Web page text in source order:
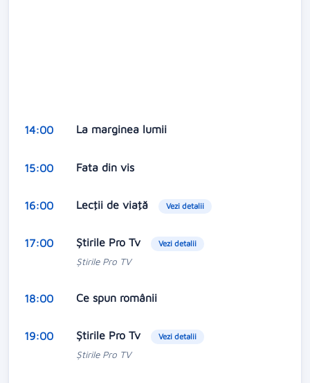
14:00 La marginea lumii
15:00 Fata din vis
16:00 Lecţii de viaţă Vezi detalii
17:00 Ştirile Pro Tv Vezi detalii
Ştirile Pro TV
18:00 Ce spun românii
19:00 Ştirile Pro Tv Vezi detalii
Ştirile Pro TV